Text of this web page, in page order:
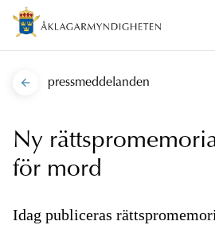
pressmeddelanden
Ny
för mord
Idag publiceras